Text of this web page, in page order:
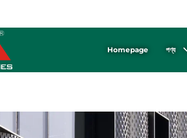
Homepage পণ্য